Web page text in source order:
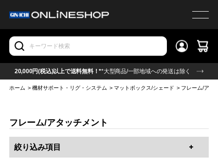
20,000円(税込)以上で送料無料！**大型商品/一部地域への発送は除く
ホーム >機材サポート・リグ・システム >マットボックス/シェード > フレーム/アタ
フレーム/アタッチメント
絞り込み項目